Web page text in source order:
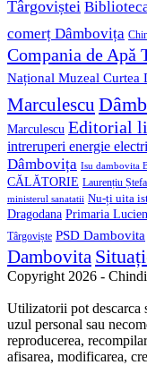
Târgoviștei
comerț Dâmbovița
Compania de Apă
Național Muzeal Curtea
Marculescu
Marculescu Editorial
intreruperi energie
Dâmbovița Isu dambovita
CĂLĂTORIE Laurențiu
ministerul sanatatii Nu-ți uita
Dragodana Primaria
Târgoviște PSD Dambovita
Dambovita
Copyright 2026 -
Utilizatorii pot descarca
uzul personal sau
reproducerea,
afisarea, modificarea,